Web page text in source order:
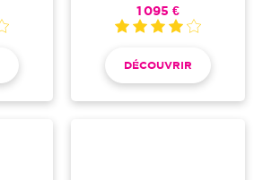
1 095 €
DÉCOUVRIR